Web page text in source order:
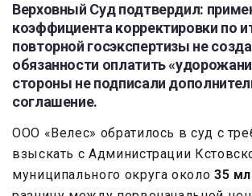
Верховный Суд подтвердил:
коэффициента корректировки по
повторной госэкспертизы не
обязанности оплатить
стороны не подписали
соглашение.
ООО «Велес» обратилось в суд с
взыскать с Администрации
муниципального округа около 35